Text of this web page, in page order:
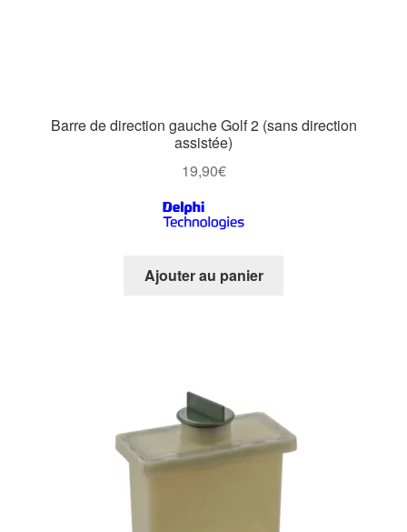
Barre de direction gauche Golf 2 (sans direction
assistée)
19,90€
Ajouter au panier